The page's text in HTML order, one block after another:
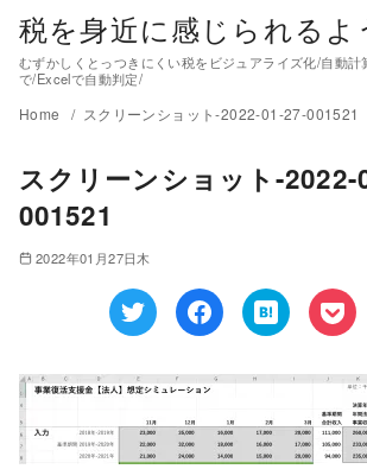
税を身近に感じられるよ
むずかしくとっつきにくい税をビジュアライズ化/自動計
で/Excelで自動判定/
Home スクリーンショット-2022-01-27-001521
スクリーンショット-2022-
001521
2022年01月27日木